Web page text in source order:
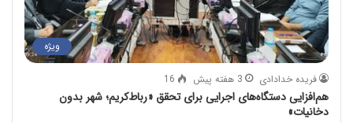
ویژه
فریده خدادادی 3 هفته پیش 16
هم‌افزایی دستگاه‌های اجرایی برای تحقق «رباط‌کریم؛ شهر بدون
دخانیات»